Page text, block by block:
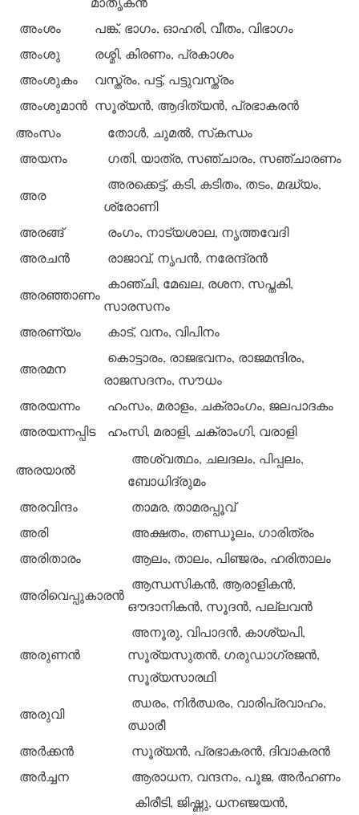
അംശം
പങ്ക്, ഭാഗം, ഓഹരി, വീതം, വിഭാഗം
അംശു
രശ്മി, കിരണം, പ്രകാശം
അംശുകം
വസ്ത്രം, പട്ട്, പട്ടുവസ്ത്രം
അംശുമാന്‍ സൂര്യന്‍, ആദിത്യന്‍, പ്രഭാകരന്‍
അംസം
തോള്‍, ചുമല്‍, സ്‌കന്ധം
അയനം
ഗതി, യാത്ര, സഞ്ചാരം, സഞ്ചാരണം
അര
അരക്കെട്ട്, കടി, കടിതം, തടം, മദ്ധ്യം,
ശ്രോണി
അരങ്ങ്
രംഗം, നാട്യശാല, നൃത്തവേദി
അരചന്‍
രാജാവ്, നൃപന്‍, നരേന്ദ്രന്‍
അരഞ്ഞാണം
കാഞ്ചി, മേഖല, രശന, സപ്തകി,
സാരസനം
അരണ്യം
കാട്, വനം, വിപിനം
അരമന
കൊട്ടാരം, രാജഭവനം, രാജമന്ദിരം,
രാജസദനം, സൗധം
അരയന്നം
ഹംസം, മരാളം, ചക്രാംഗം, ജലപാദകം
അരയന്നപ്പിട
ഹംസി, മരാളി, ചക്രാംഗി, വരാളി
അരയാല്‍
അശ്വത്ഥം, ചലദലം, പിപ്പലം,
ബോധിദ്രുമം
അരവിന്ദം
താമര, താമരപ്പൂവ്
അരി
അക്ഷതം, തണ്ഡൂലം, ഗാരിത്രം
അരിതാരം
ആലം, താലം, പിഞ്ജരം, ഹരിതാലം
അരിവെപ്പുകാരന്‍
ആന്ധസികന്‍, ആരാളികന്‍,
ഔദാനികന്‍, സൂദന്‍, പല്ലവന്‍
അരുണന്‍
അനൂരു, വിപാദന്‍, കാശ്യപി,
സൂര്യസുതന്‍, ഗരുഡാഗ്രജന്‍,
സൂര്യസാരഥി
അരുവി
ഝരം, നിര്‍ഝരം, വാരിപ്രവാഹം,
ഝാരീ
അര്‍ക്കന്‍
സൂര്യന്‍, പ്രഭാകരന്‍, ദിവാകരന്‍
അര്‍ച്ചന
ആരാധന, വന്ദനം, പൂജ, അര്‍ഹണം
കിരീടി, ജിഷ്ണു, ധനഞ്ജയന്‍,